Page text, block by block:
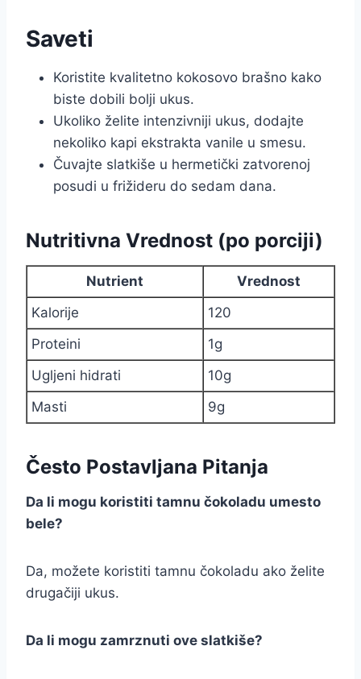
Saveti
Koristite kvalitetno kokosovo brašno kako
biste dobili bolji ukus.
Ukoliko želite intenzivniji ukus, dodajte
nekoliko kapi ekstrakta vanile u smesu.
Čuvajte slatkiše u hermetički zatvorenoj
posudi u frižideru do sedam dana.
Nutritivna Vrednost (po porciji)
Nutrient
Vrednost
Kalorije
120
Proteini
1g
Ugljeni hidrati
10g
Masti
9g
Često Postavljana Pitanja
Da li mogu koristiti tamnu čokoladu umesto
bele?
Da, možete koristiti tamnu čokoladu ako želite
drugačiji ukus.
Da li mogu zamrznuti ove slatkiše?